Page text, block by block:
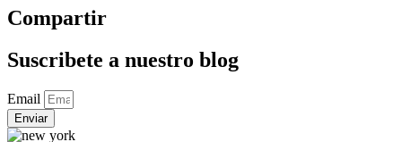
Compartir
Suscribete a nuestro blog
Email
Enviar